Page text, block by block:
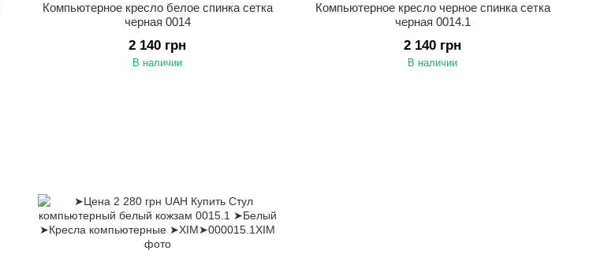
Компьютерное кресло белое спинка сетка
черная 0014
2 140 грн
В наличии
Компьютерное кресло черное спинка сетка
черная 0014.1
2 140 грн
В наличии